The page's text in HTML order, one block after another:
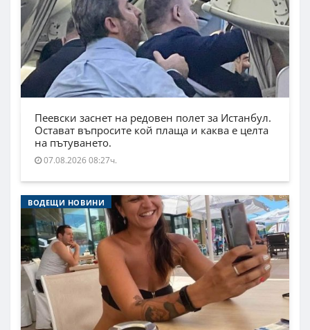
Пеевски заснет на редовен полет за Истанбул.
Остават въпросите кой плаща и каква е целта
на пътуването.
07.08.2026 08:27ч.
ВОДЕЩИ НОВИНИ